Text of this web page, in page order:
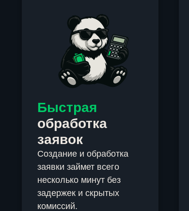
Быстрая
обработка
заявок
Создание и обработка
заявки займет всего
несколько минут без
задержек и скрытых
комиссий.